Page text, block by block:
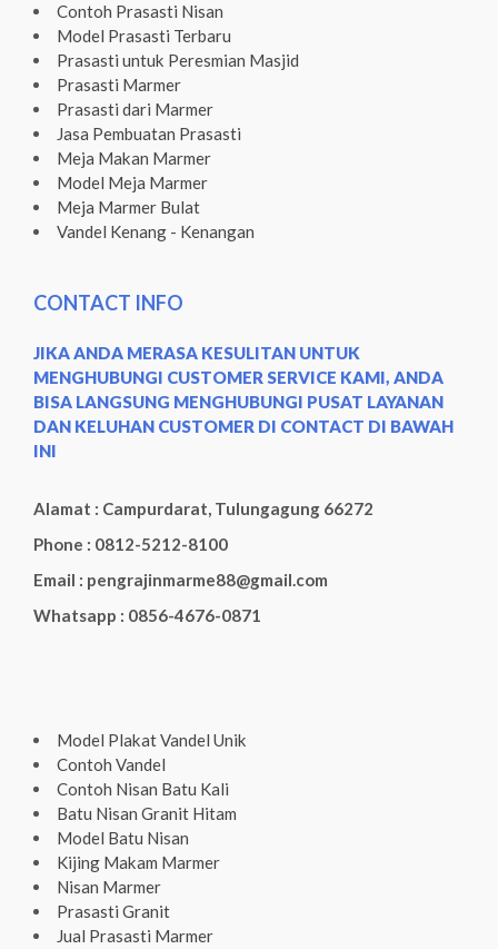
Contoh Prasasti Nisan
Model Prasasti Terbaru
Prasasti untuk Peresmian Masjid
Prasasti Marmer
Prasasti dari Marmer
Jasa Pembuatan Prasasti
Meja Makan Marmer
Model Meja Marmer
Meja Marmer Bulat
Vandel Kenang - Kenangan
CONTACT INFO
JIKA ANDA MERASA KESULITAN UNTUK
MENGHUBUNGI CUSTOMER SERVICE KAMI, ANDA
BISA LANGSUNG MENGHUBUNGI PUSAT LAYANAN
DAN KELUHAN CUSTOMER DI CONTACT DI BAWAH
INI
Alamat : Campurdarat, Tulungagung 66272
Phone : 0812-5212-8100
Email : pengrajinmarme88@gmail.com
Whatsapp : 0856-4676-0871
Model Plakat Vandel Unik
Contoh Vandel
Contoh Nisan Batu Kali
Batu Nisan Granit Hitam
Model Batu Nisan
Kijing Makam Marmer
Nisan Marmer
Prasasti Granit
Jual Prasasti Marmer